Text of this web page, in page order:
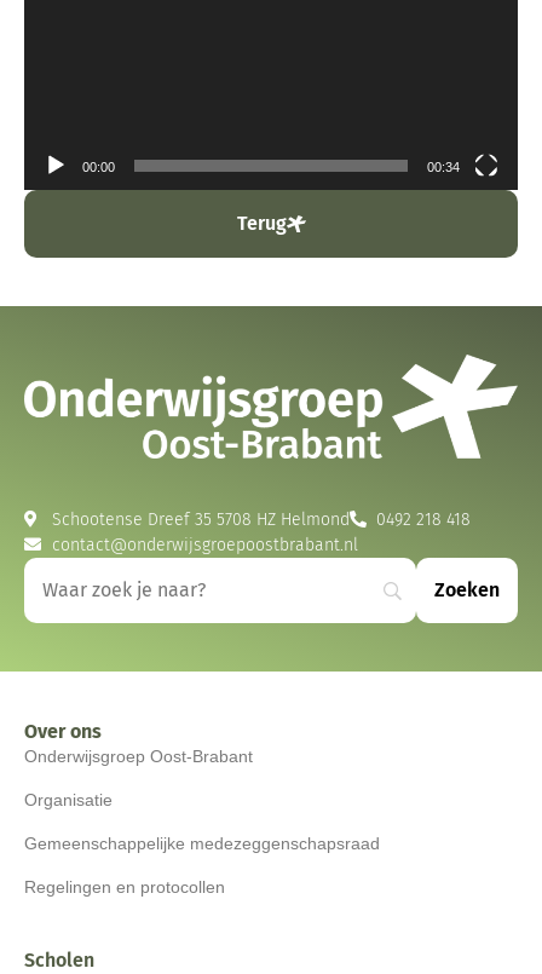
00:00 00:34
Terug
Schootense Dreef 35 5708 HZ Helmond
0492 218 418
contact@onderwijsgroepoostbrabant.nl
Over ons
Onderwijsgroep Oost-Brabant
Organisatie
Gemeenschappelijke medezeggenschapsraad
Regelingen en protocollen
Scholen